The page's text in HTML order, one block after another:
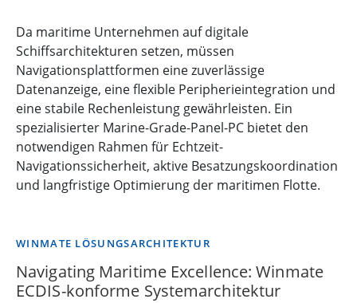
Da maritime Unternehmen auf digitale
Schiffsarchitekturen setzen, müssen
Navigationsplattformen eine zuverlässige
Datenanzeige, eine flexible Peripherieintegration und
eine stabile Rechenleistung gewährleisten. Ein
spezialisierter Marine-Grade-Panel-PC bietet den
notwendigen Rahmen für Echtzeit-
Navigationssicherheit, aktive Besatzungskoordination
und langfristige Optimierung der maritimen Flotte.
WINMATE LÖSUNGSARCHITEKTUR
Navigating Maritime Excellence: Winmate
ECDIS-konforme Systemarchitektur